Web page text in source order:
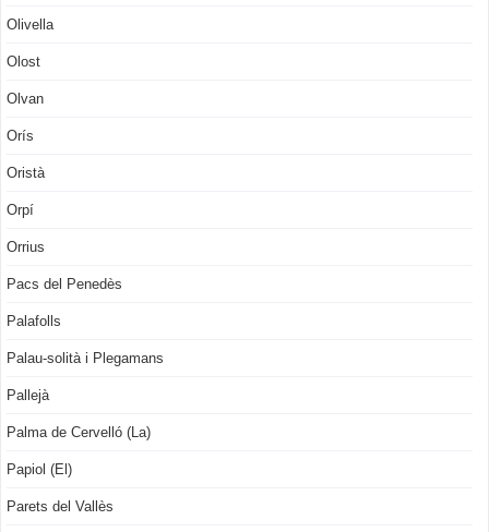
Olivella
Olost
Olvan
Orís
Oristà
Orpí
Orrius
Pacs del Penedès
Palafolls
Palau-solità i Plegamans
Pallejà
Palma de Cervelló (La)
Papiol (El)
Parets del Vallès